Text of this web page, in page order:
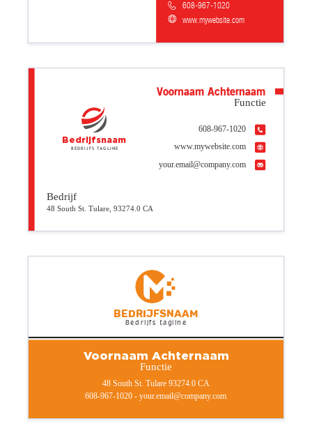
608-967-1020
www.mywebsite.com
Bedrijf
48 South St. Tulare, 93274.0 CA
www.mywebsite.com
your.email@company.com
Functie
608-967-1020
Voornaam Achternaam
Bedrijfsnaam
Bedrijfs tagline
48 South St. Tulare 93274.0 CA
608-967-1020 - your.email@company.com
Voornaam Achternaam
Functie
Bedrijfsnaam
Bedrijfs tagline